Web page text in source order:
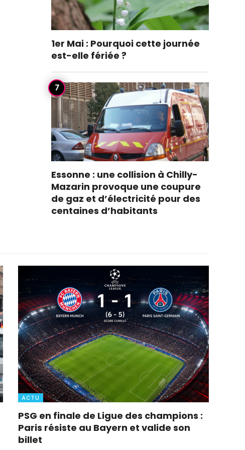
1er Mai : Pourquoi cette journée
est-elle fériée ?
Essonne : une collision à Chilly-
Mazarin provoque une coupure
de gaz et d’électricité pour des
centaines d’habitants
ACTU
PSG en finale de Ligue des champions :
Paris résiste au Bayern et valide son
billet